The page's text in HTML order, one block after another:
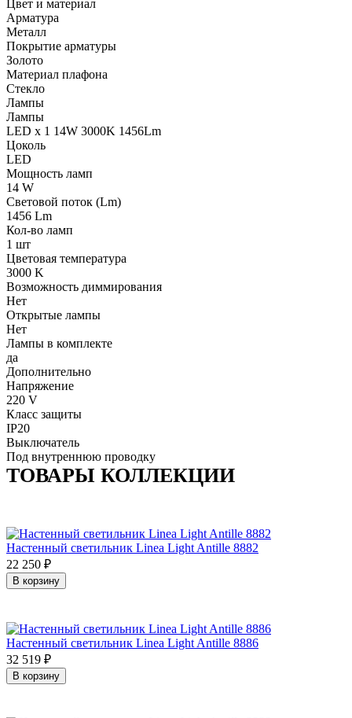
Цвет и материал
Арматура
Металл
Покрытие арматуры
Золото
Материал плафона
Стекло
Лампы
Лампы
LED x 1 14W 3000K 1456Lm
Цоколь
LED
Мощность ламп
14 W
Световой поток (Lm)
1456 Lm
Кол-во ламп
1 шт
Цветовая температура
3000 K
Возможность диммирования
Нет
Открытые лампы
Нет
Лампы в комплекте
да
Дополнительно
Напряжение
220 V
Класс защиты
IP20
Выключатель
Под внутреннюю проводку
ТОВАРЫ КОЛЛЕКЦИИ
Настенный светильник Linea Light Antille 8882
22 250 ₽
В корзину
Настенный светильник Linea Light Antille 8886
32 519 ₽
В корзину